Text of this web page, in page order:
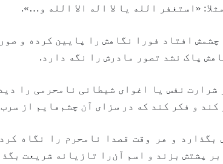
«استغفر الله يا لا اله الا الله و…».
چشمش افتاد فورا نگاهش را پایین کرده و
پاک نشد تصور مادرش را نگه دارد.
شرارت نفس یا اغوای شیطانی نامحرمی را
کند و فکر کند که در سزای آن چشم‌هایم از
بگذارد و هر وقت قصدا نامحرم را نگاه
پشتش بزند و اسم آن‌را تازیانه شریعت